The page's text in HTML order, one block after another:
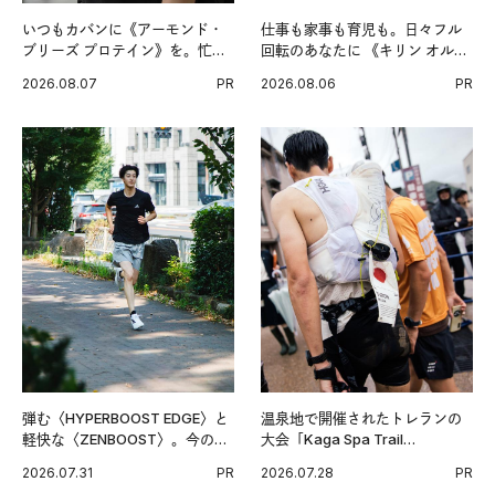
いつもカバンに《アーモンド・
ブリーズ プロテイン》を。忙し
グ習慣。
2026.08.07 PR
仕事も家事も育児も。日々フル
回転のあなたに 《キリン オルニ
2026.08.06 PR
弾む〈HYPERBOOST EDGE〉と
軽快な〈ZENBOOST〉。今の時
出した新機軸。
2026.07.31 PR
温泉地で開催されたトレランの
大会「Kaga Spa Trail
戦を夢見るランナーたちの奮闘
2026.07.28 PR